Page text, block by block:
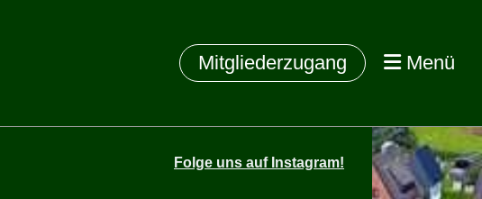
Mitgliederzugang Menü
Folge uns auf Instagram!